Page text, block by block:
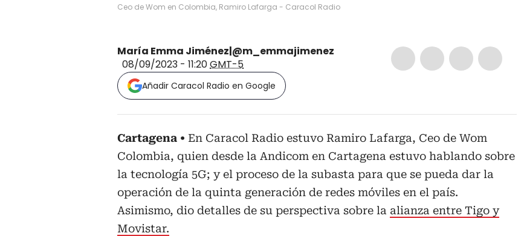
Ceo de Wom en Colombia, Ramiro Lafarga - Caracol Radio
María Emma Jiménez|@m_emmajimenez
08/09/2023 - 11:20GMT-5
Añadir Caracol Radio en Google
Cartagena
En Caracol Radio estuvo Ramiro Lafarga, Ceo de Wom
Colombia, quien desde la Andicom en Cartagena estuvo hablando sobre
la tecnología 5G; y el proceso de la subasta para que se pueda dar la
operación de la quinta generación de redes móviles en el país.
Asimismo, dio detalles de su perspectiva sobre la alianza entre Tigo y
Movistar.